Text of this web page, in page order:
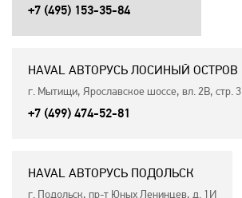
+7 (495) 153-35-84
HAVAL АВТОРУСЬ ЛОСИНЫЙ ОСТРОВ
г. Мытищи, Ярославское шоссе, вл. 2В, стр. 3
+7 (499) 474-52-81
HAVAL АВТОРУСЬ ПОДОЛЬСК
г. Подольск, пр-т Юных Ленинцев, д. 1И